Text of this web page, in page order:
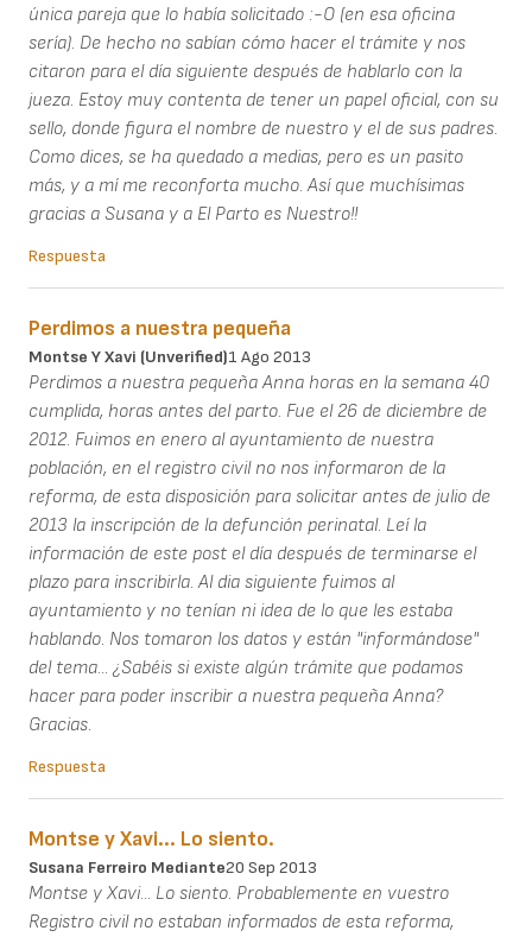
única pareja que lo había solicitado :-O (en esa oficina
sería). De hecho no sabían cómo hacer el trámite y nos
citaron para el día siguiente después de hablarlo con la
jueza. Estoy muy contenta de tener un papel oficial, con su
sello, donde figura el nombre de nuestro y el de sus padres.
Como dices, se ha quedado a medias, pero es un pasito
más, y a mí me reconforta mucho. Así que muchísimas
gracias a Susana y a El Parto es Nuestro!!
Respuesta
Perdimos a nuestra pequeña
Montse Y Xavi (unverified)1 Ago 2013
Perdimos a nuestra pequeña Anna horas en la semana 40
cumplida, horas antes del parto. Fue el 26 de diciembre de
2012. Fuimos en enero al ayuntamiento de nuestra
población, en el registro civil no nos informaron de la
reforma, de esta disposición para solicitar antes de julio de
2013 la inscripción de la defunción perinatal. Leí la
información de este post el día después de terminarse el
plazo para inscribirla. Al dia siguiente fuimos al
ayuntamiento y no tenían ni idea de lo que les estaba
hablando. Nos tomaron los datos y están "informándose"
del tema... ¿Sabéis si existe algún trámite que podamos
hacer para poder inscribir a nuestra pequeña Anna?
Gracias.
Respuesta
Montse y Xavi... Lo siento.
Susana Ferreiro Mediante20 Sep 2013
Montse y Xavi... Lo siento. Probablemente en vuestro
Registro civil no estaban informados de esta reforma,